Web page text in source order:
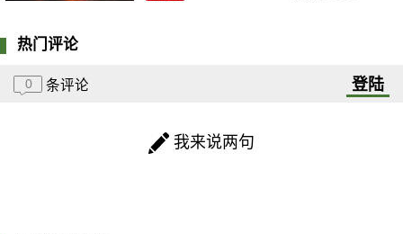
热门评论
0 条评论 登陆
我来说两句